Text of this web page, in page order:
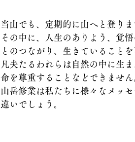
当山でも、定期的に山へと登り
その中に、人生のありよう、覚
とのつながり、生きていることを
凡夫たるわれらは自然の中に生
命を尊重することなどできませ
山岳修業は私たちに様々なメッ
違いでしょう。